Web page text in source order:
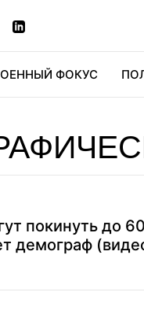
ФОКУС
покинуть до
демограф